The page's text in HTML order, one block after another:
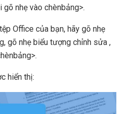
nhẹ vào chènbảng>.
Office của bạn, hãy gõ nhẹ
gõ nhẹ biểu tượng chỉnh sửa ,
hiển thị: